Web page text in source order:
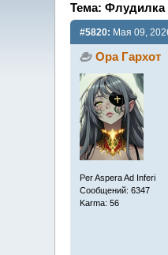
Тема: Флудилка
#5820: Мая 09,
Ора Гархот
Per Aspera Ad Inferi
Сообщений: 6347
Karma: 56